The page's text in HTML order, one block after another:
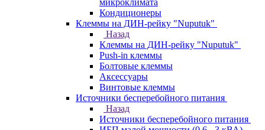
микроклимата
Кондиционеры
Клеммы на ДИН-рейку "Nuputuk"
Назад
Клеммы на ДИН-рейку "Nuputuk"
Push-in клеммы
Болтовые клеммы
Аксессуары
Винтовые клеммы
Источники бесперебойного питания
Назад
Источники бесперебойного питания